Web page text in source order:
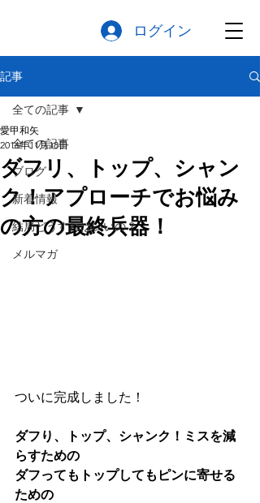
ログイン
記事
全ての記事
ブログ
新着情報
結局どうすればいいの？
メルマガ
全ての記事
ダフリ、トップ、シャン
ク！アプローチでお悩み
の方の最終兵器！
愛甲和矢
2016年11月18日
ついに完成しました！
ダフり、トップ、シャンク！ミスを減
らすための
ダフってもトップしてもピンに寄せる
ための